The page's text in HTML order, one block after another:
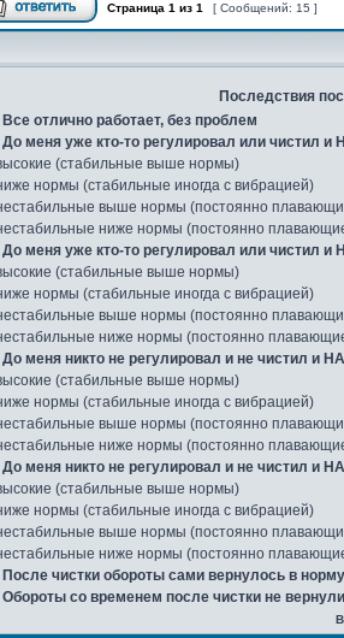
Страница 1 из 1 [ Сообщений: 15 ]
Последствия
Все отлично работает, без проблем
До меня уже кто-то регулировал или чистил
(стабильные выше нормы)
нормы (стабильные иногда с вибрацией)
выше нормы (постоянно
ниже нормы (постоянно
До меня уже кто-то регулировал или чистил
(стабильные выше нормы)
нормы (стабильные иногда с вибрацией)
выше нормы (постоянно
ниже нормы (постоянно
До меня никто не регулировал и не чистил
(стабильные выше нормы)
нормы (стабильные иногда с вибрацией)
выше нормы (постоянно
ниже нормы (постоянно
До меня никто не регулировал и не чистил и
(стабильные выше нормы)
нормы (стабильные иногда с вибрацией)
выше нормы (постоянно
ниже нормы (постоянно
После чистки обороты сами вернулось в
Обороты со временем после чистки не